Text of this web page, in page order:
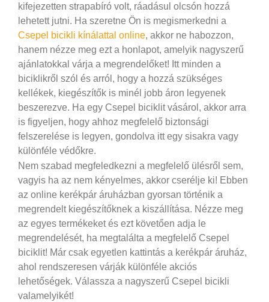
kifejezetten strapabíró volt, ráadásul olcsón hozzá
lehetett jutni. Ha szeretne Ön is megismerkedni a
Csepel bicikli kínálattal online, akkor ne habozzon,
hanem nézze meg ezt a honlapot, amelyik nagyszerű
ajánlatokkal várja a megrendelőket! Itt minden a
biciklikről szól és arról, hogy a hozzá szükséges
kellékek, kiegészítők is minél jobb áron legyenek
beszerezve. Ha egy Csepel biciklit vásárol, akkor arra
is figyeljen, hogy ahhoz megfelelő biztonsági
felszerelése is legyen, gondolva itt egy sisakra vagy
különféle védőkre.
Nem szabad megfeledkezni a megfelelő ülésről sem,
vagyis ha az nem kényelmes, akkor cserélje ki! Ebben
az online kerékpár áruházban gyorsan történik a
megrendelt kiegészítőknek a kiszállítása. Nézze meg
az egyes termékeket és ezt követően adja le
megrendelését, ha megtalálta a megfelelő Csepel
biciklit! Már csak egyetlen kattintás a kerékpár áruház,
ahol rendszeresen várják különféle akciós
lehetőségek. Válassza a nagyszerű Csepel bicikli
valamelyikét!